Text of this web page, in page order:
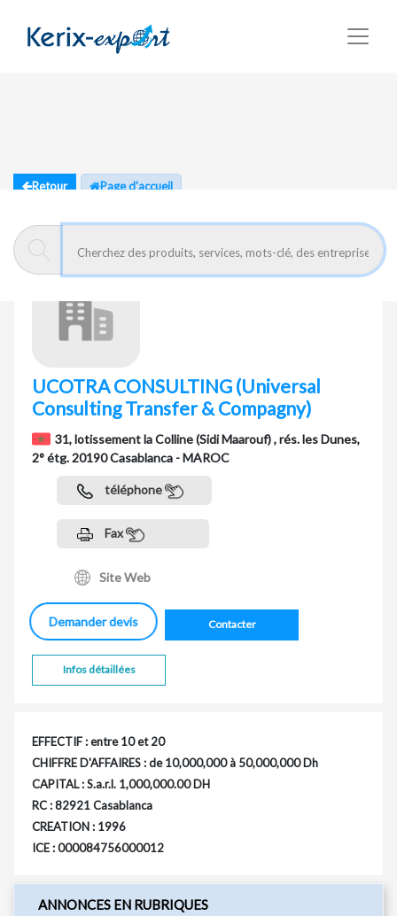
Retour Page d'accueil
UCOTRA CONSULTING (Universal
Consulting Transfer & Compagny)
31, lotissement la Colline (Sidi Maarouf) , rés. les Dunes,
2° étg. 20190 Casablanca - MAROC
téléphone
Fax
Site Web
Demander devis Contacter
Infos détaillées
EFFECTIF : entre 10 et 20
CHIFFRE D'AFFAIRES : de 10,000,000 à 50,000,000 Dh
CAPITAL : S.a.r.l. 1,000,000.00 DH
RC : 82921 Casablanca
CREATION : 1996
ICE : 000084756000012
ANNONCES EN RUBRIQUES